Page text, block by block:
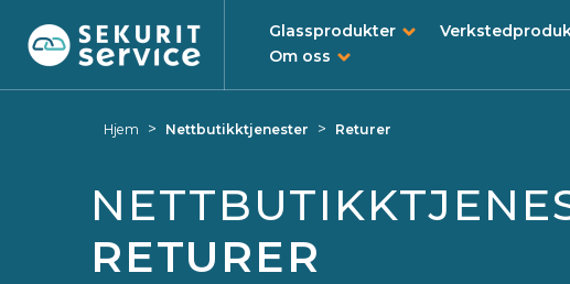
Glassprodukter
Om oss
Hjem > Nettbutikktjenester > Returer
RETURER